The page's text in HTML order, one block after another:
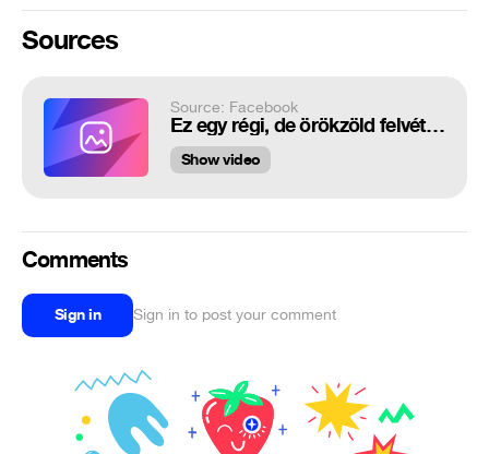
Sources
Source: Facebook
Ez egy régi, de örökzöld felvétel a Pali juhásszal. Katus és Levente tegnap m...
Show video
Comments
Sign in Sign in to post your comment